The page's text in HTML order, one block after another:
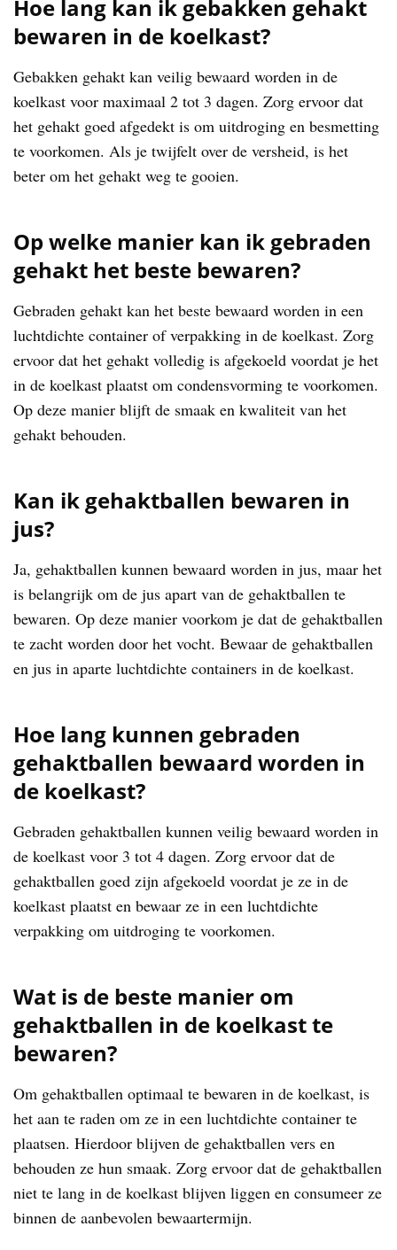
Hoe lang kan ik gebakken gehakt
bewaren in de koelkast?
Gebakken gehakt kan veilig bewaard worden in de
koelkast voor maximaal 2 tot 3 dagen. Zorg ervoor dat
het gehakt goed afgedekt is om uitdroging en besmetting
te voorkomen. Als je twijfelt over de versheid, is het
beter om het gehakt weg te gooien.
Op welke manier kan ik gebraden
gehakt het beste bewaren?
Gebraden gehakt kan het beste bewaard worden in een
luchtdichte container of verpakking in de koelkast. Zorg
ervoor dat het gehakt volledig is afgekoeld voordat je het
in de koelkast plaatst om condensvorming te voorkomen.
Op deze manier blijft de smaak en kwaliteit van het
gehakt behouden.
Kan ik gehaktballen bewaren in
jus?
Ja, gehaktballen kunnen bewaard worden in jus, maar het
is belangrijk om de jus apart van de gehaktballen te
bewaren. Op deze manier voorkom je dat de gehaktballen
te zacht worden door het vocht. Bewaar de gehaktballen
en jus in aparte luchtdichte containers in de koelkast.
Hoe lang kunnen gebraden
gehaktballen bewaard worden in
de koelkast?
Gebraden gehaktballen kunnen veilig bewaard worden in
de koelkast voor 3 tot 4 dagen. Zorg ervoor dat de
gehaktballen goed zijn afgekoeld voordat je ze in de
koelkast plaatst en bewaar ze in een luchtdichte
verpakking om uitdroging te voorkomen.
Wat is de beste manier om
gehaktballen in de koelkast te
bewaren?
Om gehaktballen optimaal te bewaren in de koelkast, is
het aan te raden om ze in een luchtdichte container te
plaatsen. Hierdoor blijven de gehaktballen vers en
behouden ze hun smaak. Zorg ervoor dat de gehaktballen
niet te lang in de koelkast blijven liggen en consumeer ze
binnen de aanbevolen bewaartermijn.